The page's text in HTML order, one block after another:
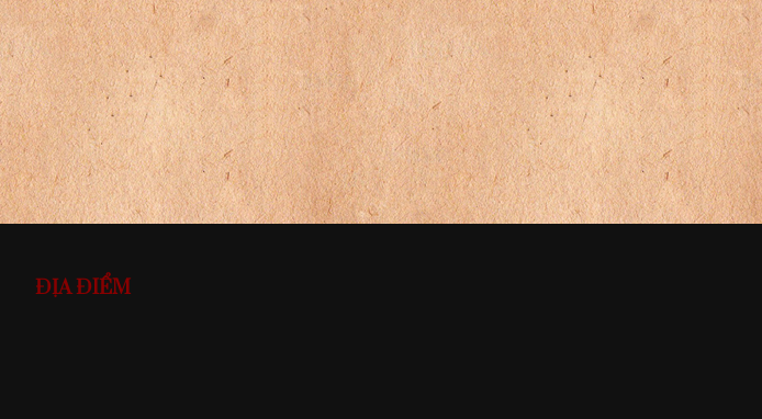
Rượu Mortlach 20
Năm Hộp Quà Tết
2021
Liên hệ
ĐỊA ĐIỂM